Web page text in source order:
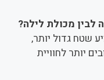
לבין מכולת לילה?
שטח גדול יותר,
יותר לחוויית